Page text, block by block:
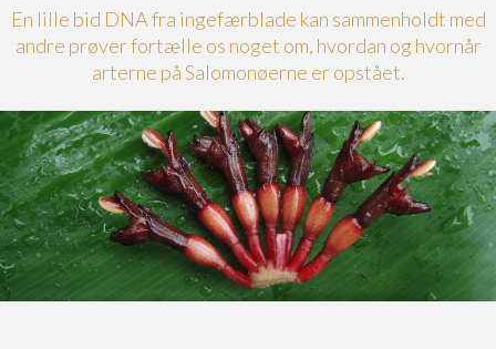
En lille bid DNA fra ingefærblade kan sammenholdt med
andre prøver fortælle os noget om, hvordan og hvornår
arterne på Salomonøerne er opstået.